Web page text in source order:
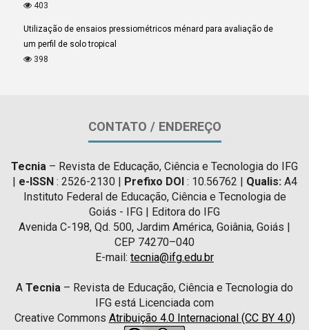
403
Utilização de ensaios pressiométricos ménard para avaliação de
um perfil de solo tropical
398
CONTATO / ENDEREÇO
Tecnia – Revista de Educação, Ciência e Tecnologia do IFG
e-ISSN : 2526-2130 | Prefixo DOI : 10.56762 | Qualis:A4
Instituto Federal de Educação, Ciência e Tecnologia de
Goiás - IFG | Editora do IFG
Avenida C-198, Qd. 500, Jardim América, Goiânia, Goiás |
CEP 74270–040
E-mail: tecnia@ifg.edu.br
A Tecnia – Revista de Educação, Ciência e Tecnologia do
IFG está Licenciada com
Creative Commons Atribuição 4.0 Internacional (CC BY 4.0)